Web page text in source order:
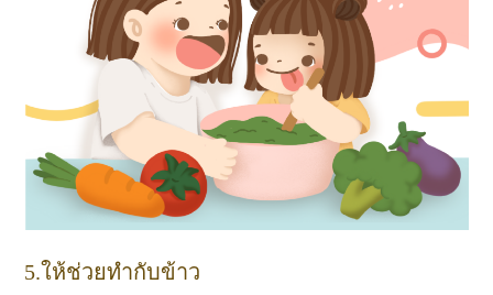
5.ให้ช่วยทำกับข้าว